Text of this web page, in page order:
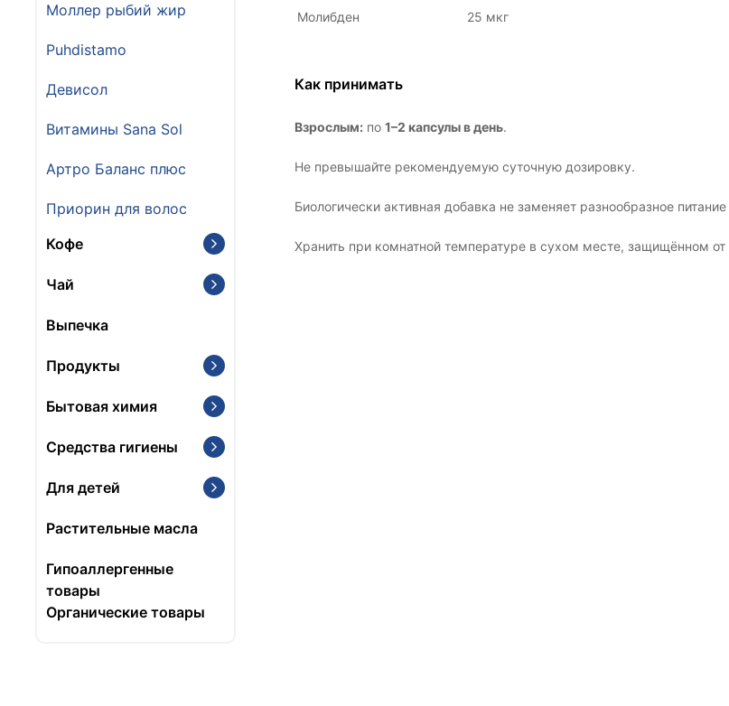
Моллер рыбий жир
Puhdistamo
Девисол
Витамины Sana Sol
Артро Баланс плюс
Приорин для волос
Кофе
Чай
Выпечка
Продукты
Бытовая химия
Средства гигиены
Для детей
Растительные масла
Гипоаллергенные
товары
Органические товары
Молибден
25 мкг
Как принимать
Взрослым:по 1–2 капсулы в день.
Не превышайте рекомендуемую суточную дозировку.
Биологически активная добавка не заменяет разнообразное
Хранить при комнатной температуре в сухом месте, защищённом от